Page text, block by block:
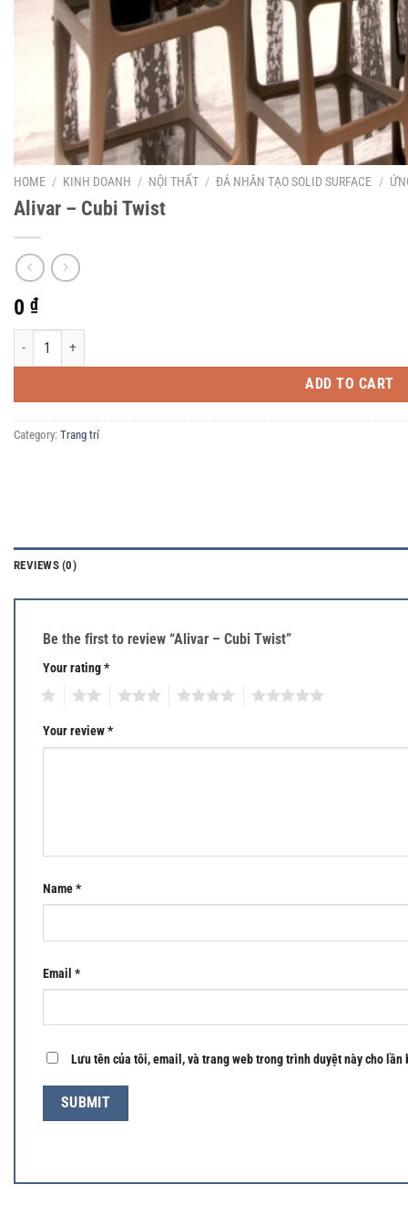
HOME / KINH DOANH / NỘI THẤT / ĐÁ NHÂN TẠO SOLID SURFACE /
Alivar – Cubi Twist
0 ₫
Alivar - Cubi Twist quantity
ADD TO CART
Category: Trang trí
REVIEWS (0)
Be the first to review “Alivar – Cubi Twist”
Your rating*
Your review*
Name*
Email *
Lưu tên của tôi, email, và trang web trong trình duyệt này cho